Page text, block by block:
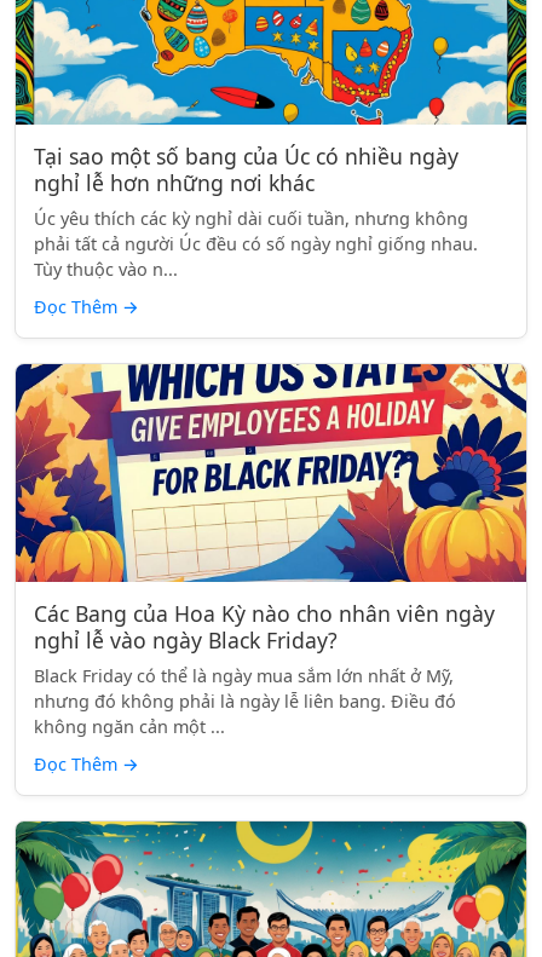
Tại sao một số bang của Úc có nhiều ngày
nghỉ lễ hơn những nơi khác
Úc yêu thích các kỳ nghỉ dài cuối tuần, nhưng không
phải tất cả người Úc đều có số ngày nghỉ giống nhau.
Tùy thuộc vào n...
Đọc Thêm →
Các Bang của Hoa Kỳ nào cho nhân viên ngày
nghỉ lễ vào ngày Black Friday?
Black Friday có thể là ngày mua sắm lớn nhất ở Mỹ,
nhưng đó không phải là ngày lễ liên bang. Điều đó
không ngăn cản một ...
Đọc Thêm →